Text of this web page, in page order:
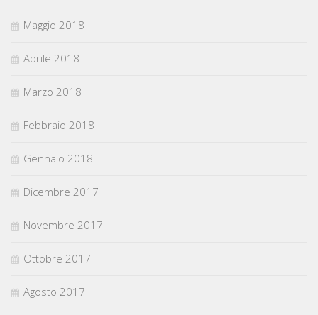
Maggio 2018
Aprile 2018
Marzo 2018
Febbraio 2018
Gennaio 2018
Dicembre 2017
Novembre 2017
Ottobre 2017
Agosto 2017